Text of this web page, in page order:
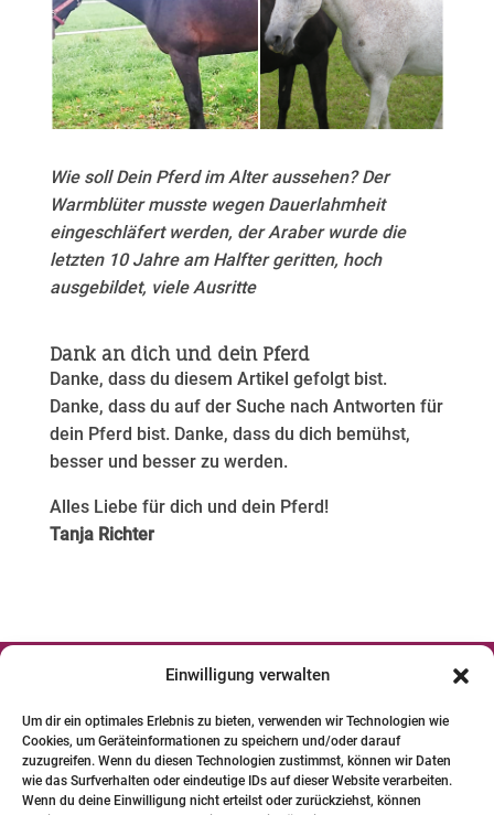
Einwilligung verwalten
Um dir ein optimales Erlebnis zu bieten, verwenden wir Technologien wie
Cookies, um Geräteinformationen zu speichern und/oder darauf
zuzugreifen. Wenn du diesen Technologien zustimmst, können wir Daten
wie das Surfverhalten oder eindeutige IDs auf dieser Website verarbeiten.
Wenn du deine Einwilligung nicht erteilst oder zurückziehst, können
Wie soll Dein Pferd im Alter aussehen? Der
Warmblüter musste wegen Dauerlahmheit
eingeschläfert werden, der Araber wurde die
letzten 10 Jahre am Halfter geritten, hoch
ausgebildet, viele Ausritte
Dank an dich und dein Pferd
Danke, dass du diesem Artikel gefolgt bist.
Danke, dass du auf der Suche nach Antworten für
dein Pferd bist. Danke, dass du dich bemühst,
besser und besser zu werden.​
Alles Liebe für dich und dein Pferd!
Tanja Richter

© 2024 INSTITUT FÜR PFERDE-
PHYSIOTHERAPIE GBR. Alle Bilder und Texte
unterliegen dem Urheberrecht.